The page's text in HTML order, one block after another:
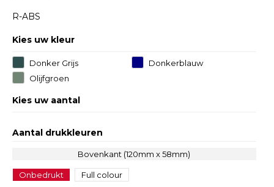
R-ABS
Kies uw kleur
Donker Grijs
Donkerblauw
Olijfgroen
Kies uw aantal
Aantal drukkleuren
Bovenkant (120mm x 58mm)
Onbedrukt Full colour